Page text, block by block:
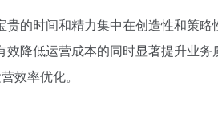
的时间和精力集中在创造性和策略
降低运营成本的同时显著提升业务
效率优化。